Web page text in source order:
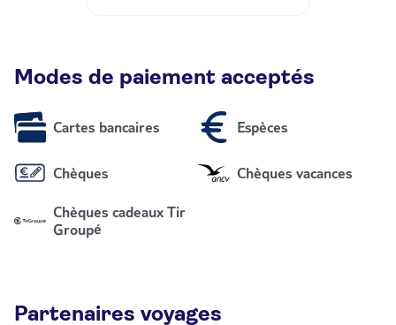
Modes de paiement acceptés
Cartes bancaires Espèces
Chèques Chèques vacances
Chèques cadeaux Tir
Groupé
Partenaires voyages